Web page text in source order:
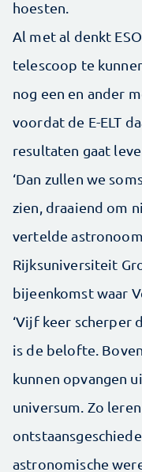
hoesten.
Al met al denkt
telescoop te
nog een en ander
voordat de E-ELT
resultaten gaat
‘Dan zullen we
zien, draaiend om
vertelde
Rijksuniversiteit
bijeenkomst waar
‘Vijf keer scherper
is de belofte.
kunnen opvangen
universum. Zo
astronomische